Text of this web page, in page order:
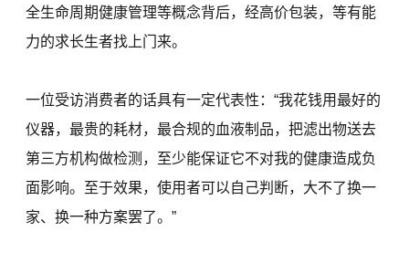
全生命周期健康管理等概念背后，经高价包装，等有能
力的求长生者找上门来。
一位受访消费者的话具有一定代表性：“我花钱用最好的
仪器，最贵的耗材，最合规的血液制品，把滤出物送去
第三方机构做检测，至少能保证它不对我的健康造成负
面影响。至于效果，使用者可以自己判断，大不了换一
家、换一种方案罢了。”